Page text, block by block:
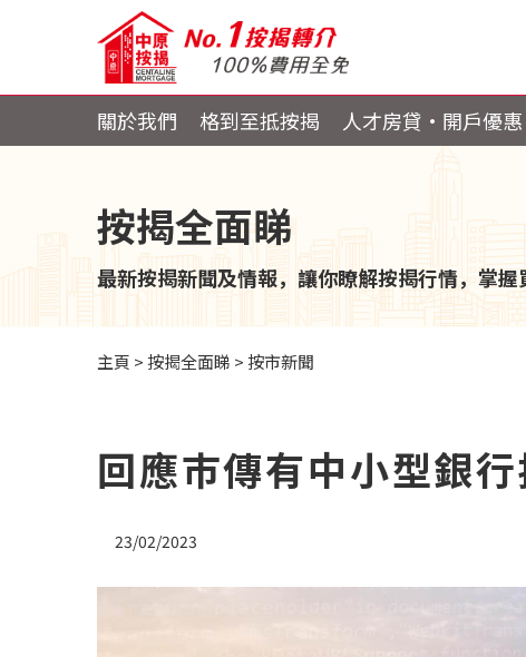
關於我們 格到至抵按揭 人才房貸・開戶優惠
按揭全面睇
最新按揭新聞及情報，讓你瞭解按揭行情，掌握
主頁 >按揭全面睇 >按市新聞
回應巿傳有中小型銀
23/02/2023